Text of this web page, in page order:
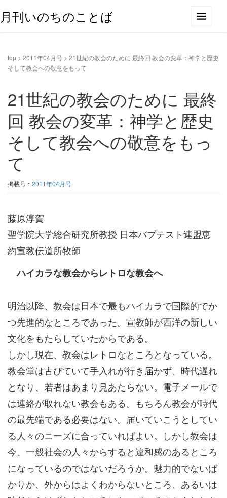
月刊いのちのことば
top > 2011年04月号 > 21世紀の教会のために 最終回 教会の変革：神学と歴史
そして教会への敬意をもって
21世紀の教会のために 最終
回 教会の変革：神学と歴史
そして教会への敬意をもっ
て
掲載号： 2011年04月号
藤原淳賀
聖学院大学総合研究所教授 日本バプテスト連盟恵
約宣教伝道所牧師
ハイカラな教会からレトロな教会へ
明治以降、教会は日本で最もハイカラで国際的でか
つ先進的なところであった。宣教師が西洋の新しい
文化をもたらしていたからである。
しかし現在、教会はレトロなところとなっている。
教会堂は古びていて手入れが行き届かず、時代遅れ
となり、若者はあまり見あたらない。電子メールで
は連絡が取れない教会もある。もちろん教会が時代
の最先端である必要はない。届いていこうとしてい
る人々のニーズに合っていればよい。しかし教会は
今、一般社会の人々からすると違和感のあるところ
になっているのではないだろうか。魅力的でないば
かりか、外からはよくわからないところ、あるいは